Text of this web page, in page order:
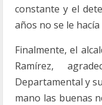
constante y el
años no se le
Finalmente, el
Ramírez,
Departamental y
mano las buenas